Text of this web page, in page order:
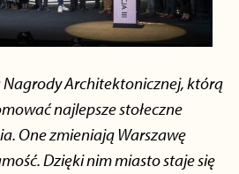
Nagrody Architektonicznej, którą
najlepsze stołeczne
One zmieniają Warszawę
Dzięki nim miasto staje się